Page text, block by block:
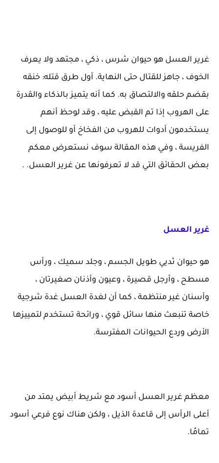
غرير العسل هو حيوان شرس ، ذكي ، مجتهد ولا يعرف
الخوف ، جاهز للقتال حتى النهاية. أول طرق قتله: خنقه
بقضم حلقه والالتصاق به. كما أنه يتميز بالذكاء والقدرة
على الهروب إذا تم القبض عليه ، وقد لوحظ أنهم
يستخدمون أدوات للهروب من الفخاخ أو للوصول إلى
الفريسة ، وفي هذه المقالة سوف نستعرض معكم
بعض الحقائق التي قد لا تعرفونها عن غرير العسل. .
غرير العسل
هو حيوان ثديي طويل الجسم ، وجلد سميك ، ورأس
مسطح ، وأرجل قصيرة ، وعيون وأذنان صغيرتان ،
وأسنان غير منتظمة ، كما أن لغدة العسل غدة شرجية
خاصة تنبعث منها سائل قوي ، ورائحة تستخدم لتمييزها
الأرض وردع الحيوانات المفترسة.
معظم غرير العسل أسود مع شريط أبيض يمتد من
أعلى الرأس إلى قاعدة الذيل ، ولكن هناك نوع فرعي أسود
تمامًا.